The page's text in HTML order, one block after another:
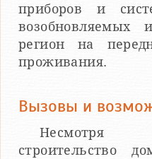
приборов и
возобновляемых
регион на
проживания.
Вызовы и
Несмотря
строительство